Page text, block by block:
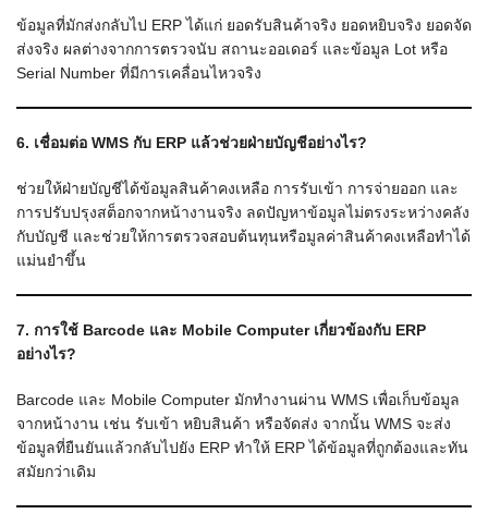
ข้อมูลที่มักส่งกลับไป ERP ได้แก่ ยอดรับสินค้าจริง ยอดหยิบจริง ยอดจัด
ส่งจริง ผลต่างจากการตรวจนับ สถานะออเดอร์ และข้อมูล Lot หรือ
Serial Number ที่มีการเคลื่อนไหวจริง
6. เชื่อมต่อ WMS กับ ERP แล้วช่วยฝ่ายบัญชีอย่างไร?
ช่วยให้ฝ่ายบัญชีได้ข้อมูลสินค้าคงเหลือ การรับเข้า การจ่ายออก และ
การปรับปรุงสต็อกจากหน้างานจริง ลดปัญหาข้อมูลไม่ตรงระหว่างคลัง
กับบัญชี และช่วยให้การตรวจสอบต้นทุนหรือมูลค่าสินค้าคงเหลือทำได้
แม่นยำขึ้น
7. การใช้ Barcode และ Mobile Computer เกี่ยวข้องกับ ERP
อย่างไร?
Barcode และ Mobile Computer มักทำงานผ่าน WMS เพื่อเก็บข้อมูล
จากหน้างาน เช่น รับเข้า หยิบสินค้า หรือจัดส่ง จากนั้น WMS จะส่ง
ข้อมูลที่ยืนยันแล้วกลับไปยัง ERP ทำให้ ERP ได้ข้อมูลที่ถูกต้องและทัน
สมัยกว่าเดิม